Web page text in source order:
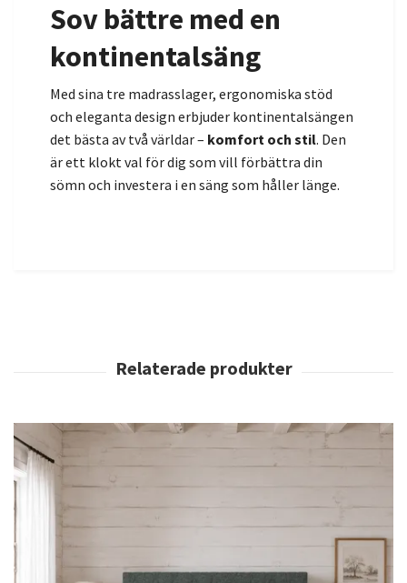
Sov bättre med en
kontinentalsäng
Med sina tre madrasslager, ergonomiska stöd
och eleganta design erbjuder kontinentalsängen
det bästa av två världar – komfort och stil. Den
är ett klokt val för dig som vill förbättra din
sömn och investera i en säng som håller länge.